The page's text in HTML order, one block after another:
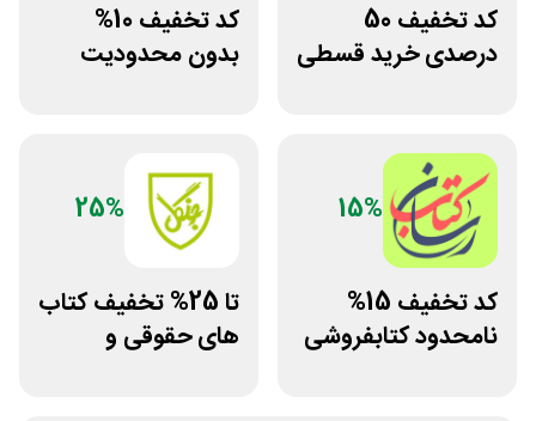
کد تخفیف 50
درصدی خرید قسطی
کد تخفیف 10%
بدون محدودیت
15%
کد تخفیف 15%
نامحدود کتابفروشی
25%
تا 25% تخفیف کتاب
های حقوقی و